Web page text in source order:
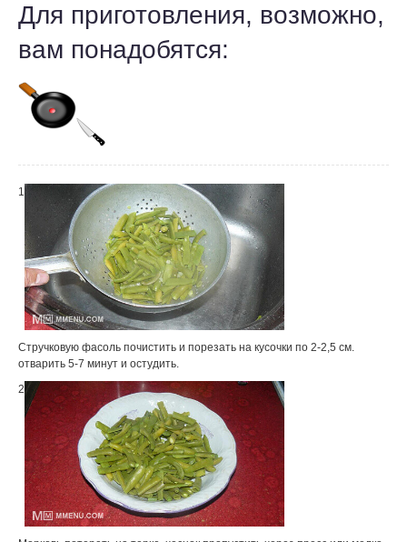
Для приготовления, возможно,
вам понадобятся:
1
Стручковую фасоль почистить и порезать на кусочки по 2-2,5 см.
отварить 5-7 минут и остудить.
2